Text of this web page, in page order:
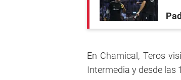
En Chamical, Teros
Intermedia y desde las